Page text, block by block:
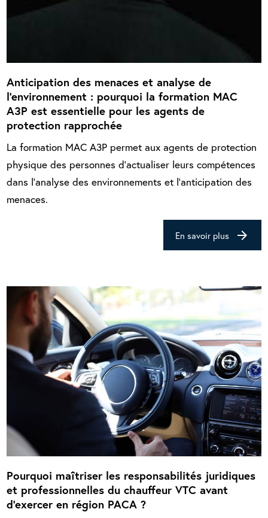
Anticipation des menaces et analyse de
l’environnement : pourquoi la formation MAC
A3P est essentielle pour les agents de
protection rapprochée
La formation MAC A3P permet aux agents de protection
physique des personnes d’actualiser leurs compétences
dans l’analyse des environnements et l’anticipation des
menaces.
En savoir plus arrow_forward
Pourquoi maîtriser les responsabilités juridiques
et professionnelles du chauffeur VTC avant
d’exercer en région PACA ?